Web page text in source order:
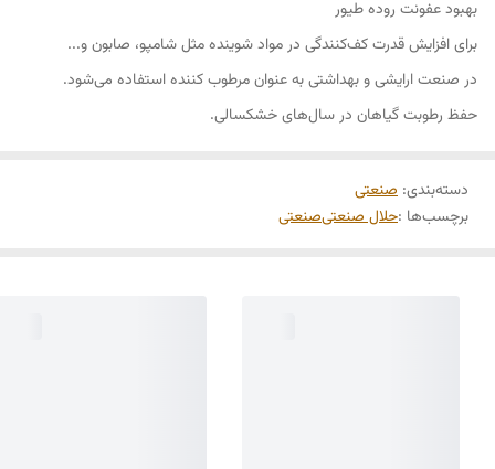
بهبود عفونت روده طیور
برای افزایش قدرت کف‌کنندگی در مواد شوینده مثل شامپو، صابون و...
در صنعت ارایشی و بهداشتی به عنوان مرطوب کننده استفاده می‌شود.
حفظ رطوبت گیاهان در سال‌های خشکسالی.
دسته‌بندی: صنعتی
برچسب‌ها :حلال صنعتیصنعتی